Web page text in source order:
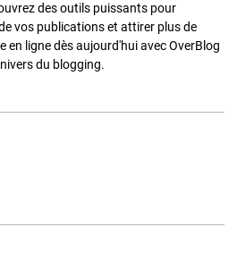
des outils puissants pour
vos publications et attirer plus de
en ligne dès aujourd'hui avec OverBlog
du blogging.